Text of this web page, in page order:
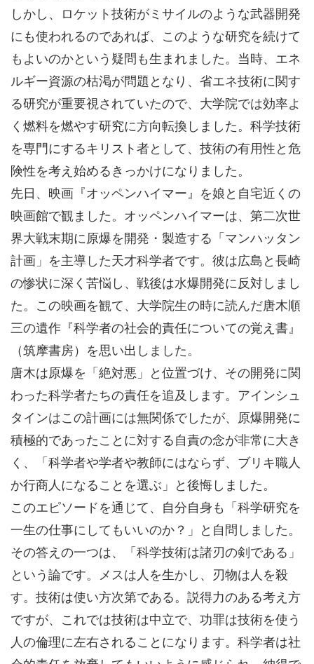
しかし、ロケット技術がミサイルのような武器開発
にも使われるのであれば、このような研究を続けて
もよいのかという疑問も生まれました。当時、エネ
ルギー資源の枯渇が問題となり、省エネ技術に関す
る研究が重要視されていたので、大学院では効率よ
く燃料を燃やす研究に方向転換しました。科学技術
を専門にするキリスト者として、技術の有用性と危
険性を考え始めるきっかけになりました。
先日、映画『オッペンハイマー』を娘と自宅近くの
映画館で観ました。オッペンハイマーは、第二次世
界大戦末期に原爆を開発・製造する「マンハッタン
計画」を主導した天才科学者です。彼は広島と長崎
の惨状に深く苦悩し、戦後は水爆開発に反対しまし
た。この映画を観て、大学院生の時に読んだ唐木順
三の遺作『科学者の社会的責任についての覚え書』
（筑摩書房）を思い出しました。
唐木は原爆を「絶対悪」と位置づけ、その開発に関
わった科学者たちの責任を追及します。アインシュ
タインはこの計画には無関係でしたが、原爆開発に
積極的であったことに対する自責の念が非常に大き
く、「科学者や学者や教師にはならず、ブリキ職人
か行商人になることを選ぶ」と後悔しました。
このエピソードを通じて、自分自身も「科学研究を
一生の仕事にしてもいいのか？」と自問しました。
その答えの一つは、「科学技術は諸刃の剣である」
という論です。メスは人を生かし、刃物は人を殺
す。技術は使い方次第である。説得力のある考え方
ですが、これでは技術は中立で、功罪は技術を使う
人の倫理に左右されることになります。科学者は社